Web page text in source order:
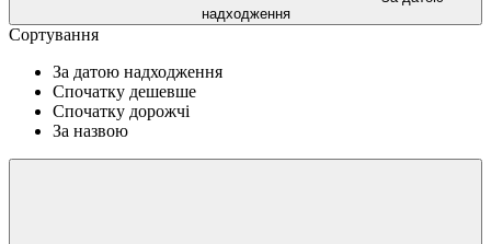
надходження
Сортування
За датою надходження
Спочатку дешевше
Спочатку дорожчі
За назвою